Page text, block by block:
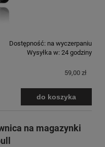
Dostępność: na wyczerpaniu
Wysyłka w: 24 godziny
59,00 zł
do koszyka
na magazynki